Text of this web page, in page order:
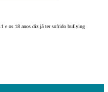
e os 18 anos diz já ter sofrido bullying